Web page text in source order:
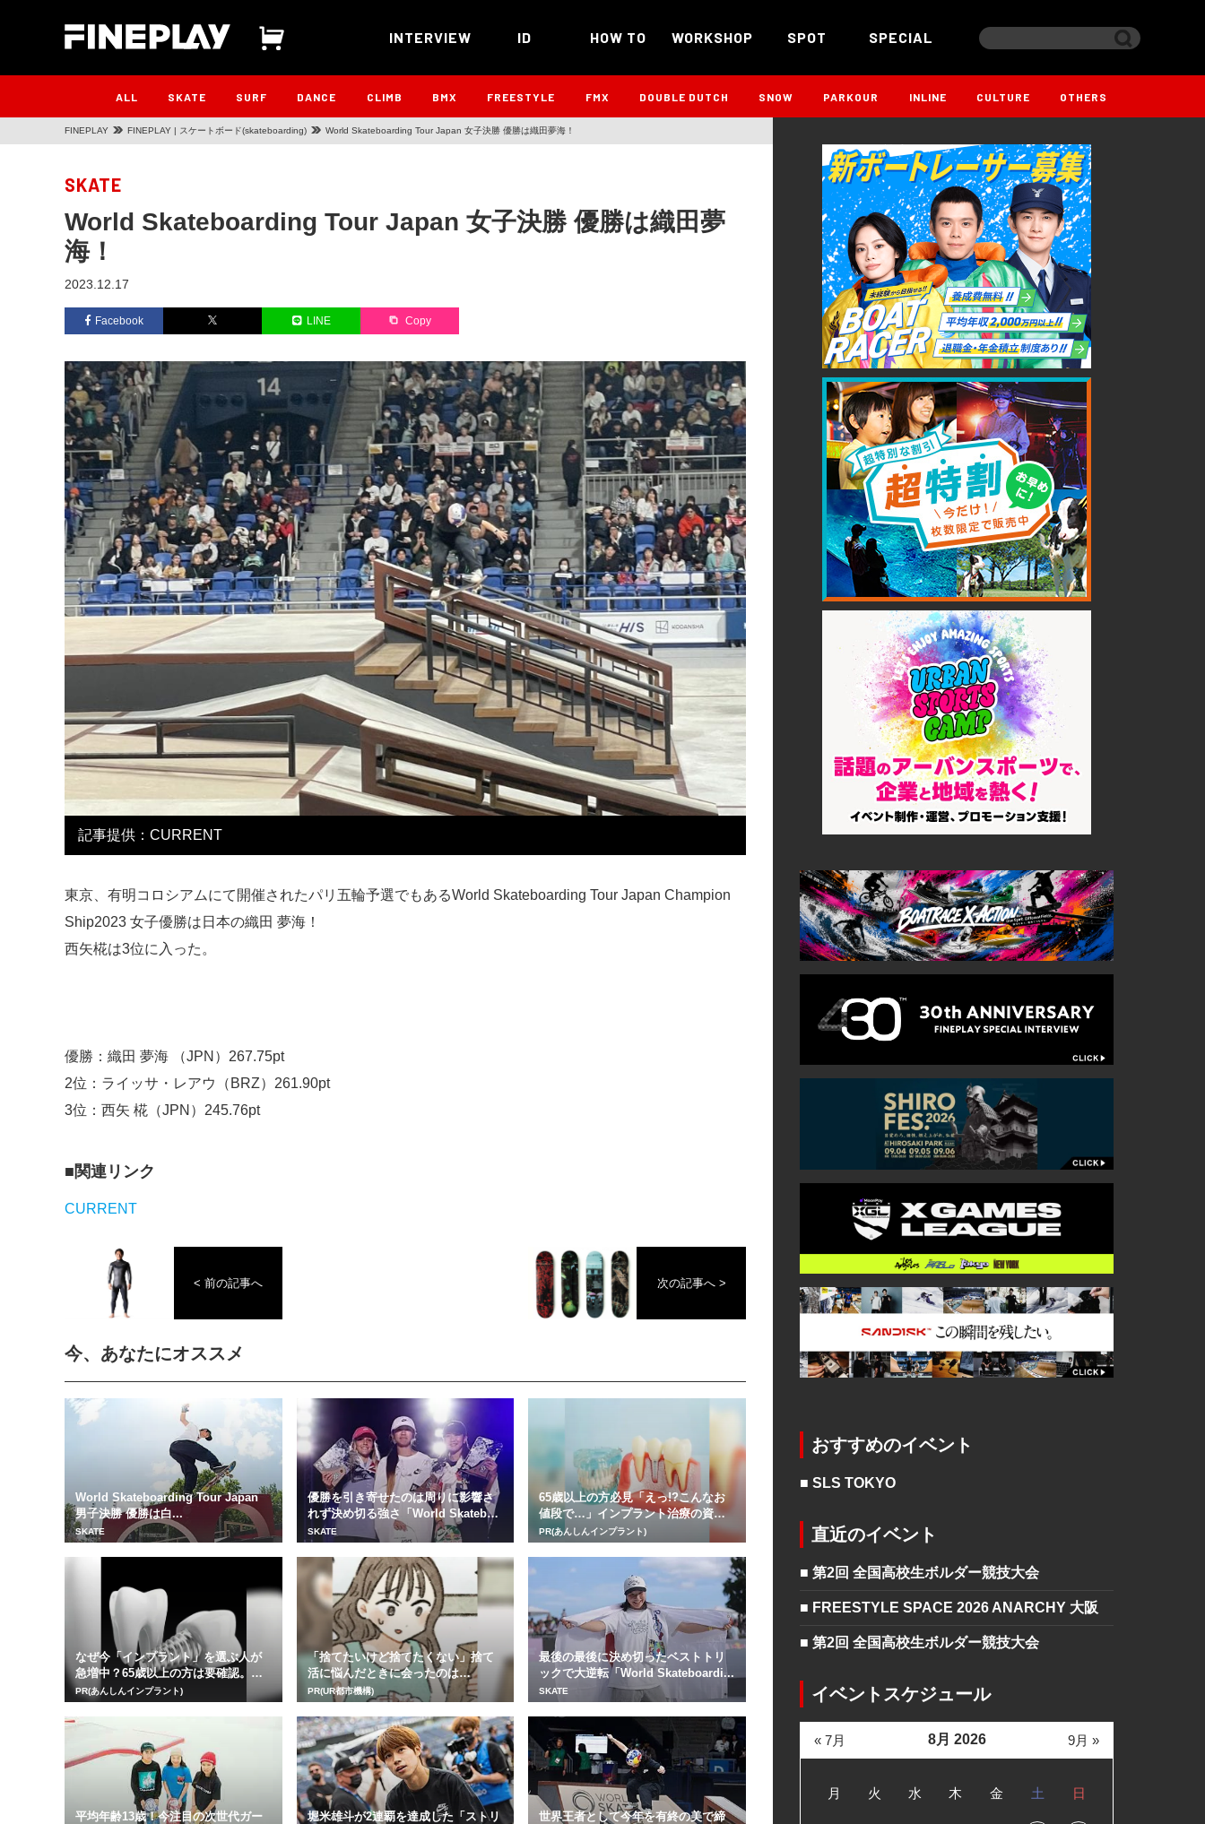
INTERVIEW ID HOW TO WORKSHOP SPOT SPECIAL
ALL SKATE SURF DANCE CLIMB BMX FREESTYLE FMX DOUBLE DUTCH SNOW PARKOUR INLINE CULTURE OTHERS
FINEPLAY FINEPLAY | スケートボード(skateboarding) World Skateboarding Tour Japan 女子決勝 優勝は織田夢海！
SKATE
World Skateboarding Tour Japan 女子決勝 優勝は織田夢
海！
2023.12.17
Facebook LINE Copy
記事提供：CURRENT
東京、有明コロシアムにて開催されたパリ五輪予選でもあるWorld Skateboarding Tour Japan Champion
Ship2023 女子優勝は日本の織田 夢海！
西矢椛は3位に入った。
優勝：織田 夢海 （JPN）267.75pt
2位：ライッサ・レアウ（BRZ）261.90pt
3位：西矢 椛（JPN）245.76pt
関連リンク
CURRENT
< 前の記事へ 次の記事へ >
今、あなたにオススメ
World Skateboarding Tour Japan
男子決勝 優勝は白...
SKATE
優勝を引き寄せたのは周りに影響さ
れず決め切る強さ「World Skateboa
r...
SKATE
65歳以上の方必見「えっ!?こんなお
値段で…」インプラント治療の資料
請求はこちら...
PR(あんしんインプラント)
なぜ今「インプラント」を選ぶ人が
急増中？65歳以上の方は要確認。抜
けた歯の放置は...
PR(あんしんインプラント)
「捨てたいけど捨てたくない」捨て
活に悩んだときに会ったのは…
PR(UR都市機構)
最後の最後に決め切ったベストトリ
ックで大逆転「World Skateboardi...
SKATE
平均年齢13歳！今注目の次世代ガー
堀米雄斗が2連覇を達成した「ストリ
世界王者として今年を有終の美で締
おすすめのイベント
■ SLS TOKYO
直近のイベント
■ 第2回 全国高校生ボルダー競技大会
■ FREESTYLE SPACE 2026 ANARCHY 大阪
■ 第2回 全国高校生ボルダー競技大会
イベントスケジュール
8月 2026
月 火 水 木 金 土 日
« 7月 9月 »